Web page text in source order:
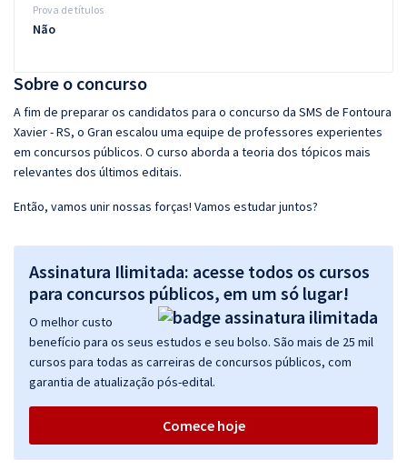
Sobre o concurso
A fim de preparar os candidatos para o concurso da SMS de Fontoura
Xavier - RS, o Gran escalou uma equipe de professores experientes
em concursos públicos. O curso aborda a teoria dos tópicos mais
relevantes dos últimos editais.
Então, vamos unir nossas forças! Vamos estudar juntos?
Assinatura Ilimitada: acesse todos os cursos
para concursos públicos, em um só lugar!
O melhor custo
benefício para os seus estudos e seu bolso. São mais de 25 mil
cursos para todas as carreiras de concursos públicos, com
garantia de atualização pós-edital.
Comece hoje
Prova de títulos
Não